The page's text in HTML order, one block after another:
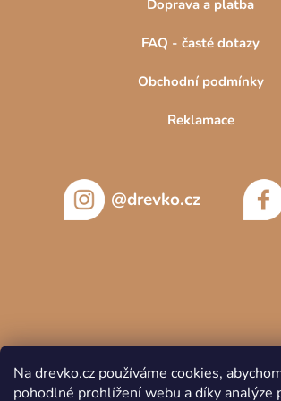
Na drevko.cz používáme cookies,
pohodlné prohlížení webu a díky analýze
Doprava a platba
FAQ - časté dotazy
Obchodní podmínky
Reklamace
@drevko.cz